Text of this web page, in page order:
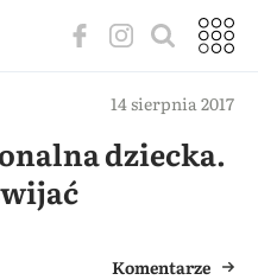
14 sierpnia 2017
dziecka.
Komentarze